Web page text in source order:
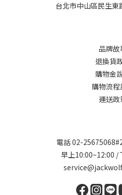
台北市中山區民生
品牌故
退換貨
購物金
購物流程
運送政
電話 02-
早上10:00~12:00 /